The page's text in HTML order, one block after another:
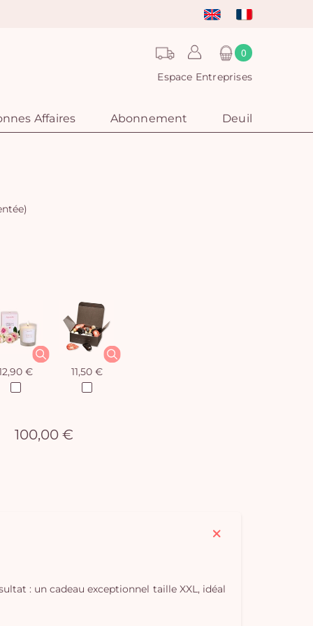
0
Espace Entreprises
Affaires Abonnement Deuil
100,00 €
€ 11,50 €
: un cadeau exceptionnel taille XXL, idéal